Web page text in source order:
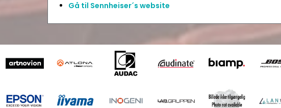
Gå til Sennheiser´s website